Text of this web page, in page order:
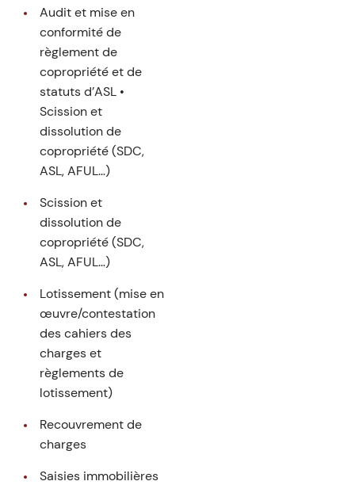
Audit et mise en
conformité de
règlement de
copropriété et de
statuts d’ASL •
Scission et
dissolution de
copropriété (SDC,
ASL, AFUL…)
Scission et
dissolution de
copropriété (SDC,
ASL, AFUL…)
Lotissement (mise en
œuvre/contestation
des cahiers des
charges et
règlements de
lotissement)
Recouvrement de
charges
Saisies immobilières